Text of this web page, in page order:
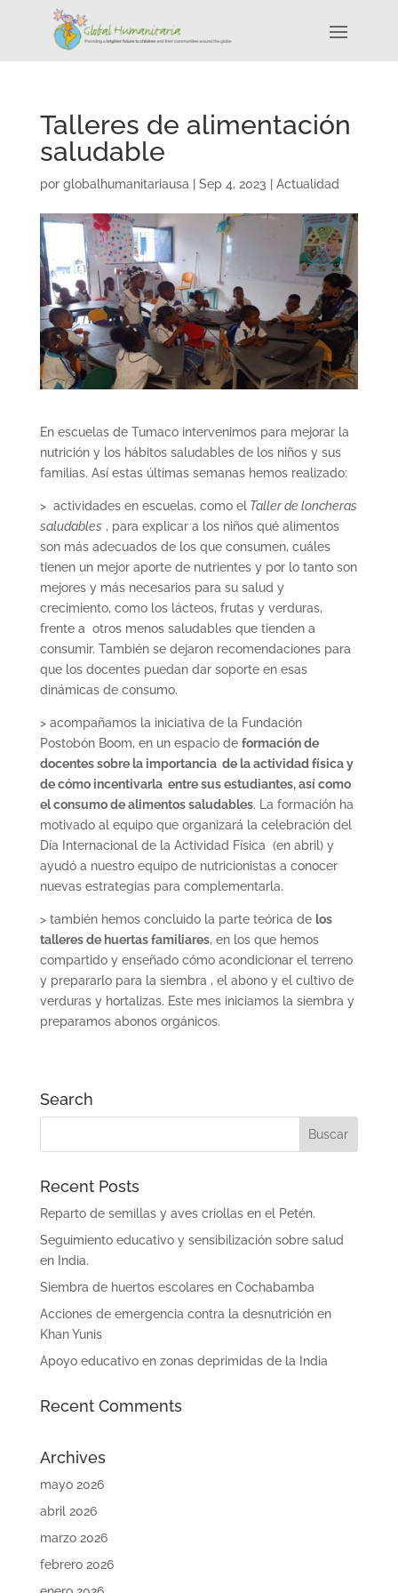
Talleres de alimentación
saludable
por globalhumanitariausa Sep 4, 2023 Actualidad
En escuelas de Tumaco intervenimos para mejorar la
nutrición y los hábitos saludables de los niños y sus
familias. Así estas últimas semanas hemos realizado:
> actividades en escuelas, como elTaller de loncheras
saludables , para explicar a los niños qué alimentos
son más adecuados de los que consumen, cuáles
tienen un mejor aporte de nutrientes y por lo tanto son
mejores y más necesarios para su salud y
crecimiento, como los lácteos, frutas y verduras,
frente a otros menos saludables que tienden a
consumir. También se dejaron recomendaciones para
que los docentes puedan dar soporte en esas
dinámicas de consumo.
> acompañamos la iniciativa de la Fundación
Postobón Boom, en un espacio de formación de
docentes sobre la importancia de la actividad física y
de cómo incentivarla entre sus estudiantes, así como
el consumo de alimentos saludables. La formación ha
motivado al equipo que organizará la celebración del
Día Internacional de la Actividad Física (en abril) y
ayudó a nuestro equipo de nutricionistas a conocer
nuevas estrategias para complementarla.
> también hemos concluido la parte teórica de los
talleres de huertas familiares, en los que hemos
compartido y enseñado cómo acondicionar el terreno
y prepararlo para la siembra , el abono y el cultivo de
verduras y hortalizas. Este mes iniciamos la siembra y
preparamos abonos orgánicos.
Search
Recent Posts
Reparto de semillas y aves criollas en el Petén.
Seguimiento educativo y sensibilización sobre salud
en India.
Siembra de huertos escolares en Cochabamba
Acciones de emergencia contra la desnutrición en
Khan Yunis
Apoyo educativo en zonas deprimidas de la India
Recent Comments
Archives
mayo 2026
abril 2026
marzo 2026
febrero 2026